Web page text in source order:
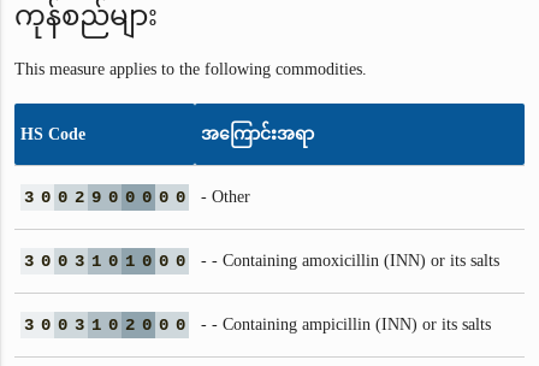
ကုန်စည်များ
This measure applies to the following commodities.
HS Code အကြောင်းအရာ
3 0 0 2 9 0 0 0 0 0 - Other
3 0 0 3 1 0 1 0 0 0 - - Containing amoxicillin (INN) or its salts
3 0 0 3 1 0 2 0 0 0 - - Containing ampicillin (INN) or its salts